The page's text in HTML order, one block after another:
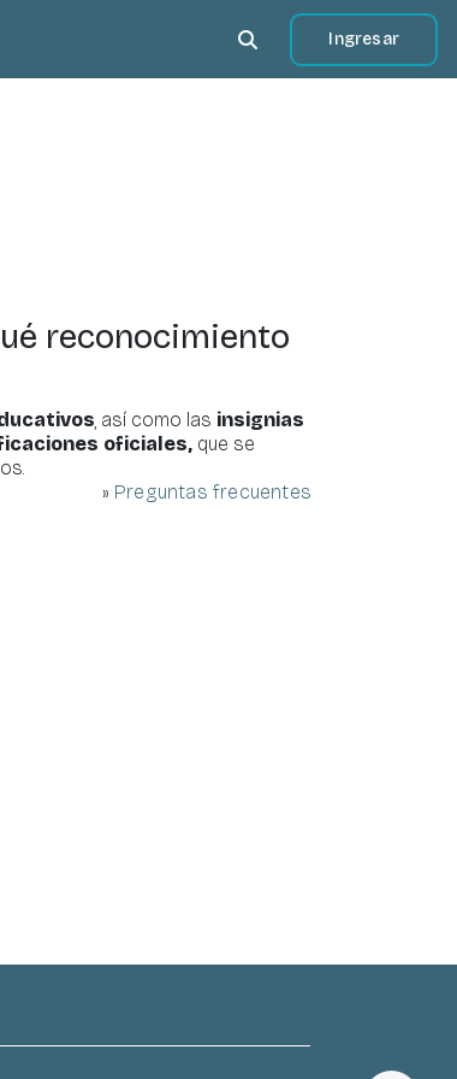
Selector de búsqueda
Ingresar
reconocimiento
, así como las insignias
oficiales, que se
» Preguntas frecuentes